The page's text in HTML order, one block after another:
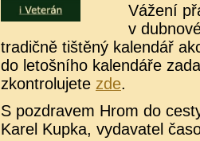
Vážení
v
tradičně tištěný kalendář
do letošního kalendáře
zkontrolujete zde.
S pozdravem Hrom do
Karel Kupka, vydavatel